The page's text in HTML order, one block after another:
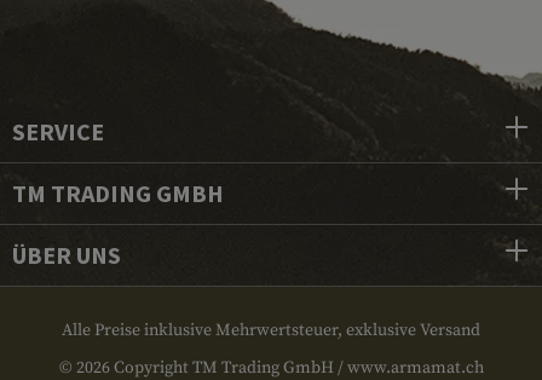
SERVICE
TM TRADING GMBH
ÜBER UNS
Alle Preise inklusive Mehrwertsteuer, exklusive Versand
© 2026 Copyright TM Trading GmbH / www.armamat.ch